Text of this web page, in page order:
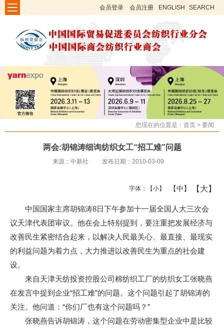
会员登录 会员注册 ENGLISH SEARCH
您现在的位置是： 首页 > 要闻
两会:胡锦涛细询纺织女工“招工难”问题
来源：中新社 发布日期：2010-03-09
字体： 【小】 【中】 【大】
中国国家主席胡锦涛8日下午参加十一届全国人大三次会
议天津代表团审议。他在会上特别提到，要注重把发展经济与
改善民生紧密结合起来，以解决人民最关心、最直接、最现实
的利益问题为着力点，大力推进以改善民生为重点的社会建
设。
来自天津天纺投资控股公司棉纺织工厂的纺织女工张晓燕
在发言中提到企业“招工难”的问题。这个问题引起了胡锦涛的
关注。他问道：“你们厂也有这个问题吗？”
张晓燕告诉胡锦涛，这个问题在劳动密集型企业中是比较